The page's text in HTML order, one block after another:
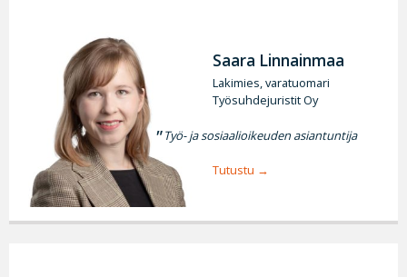
Saara Linnainmaa
Lakimies, varatuomari
Työsuhdejuristit Oy
Työ- ja sosiaalioikeuden asiantuntija
Tutustu